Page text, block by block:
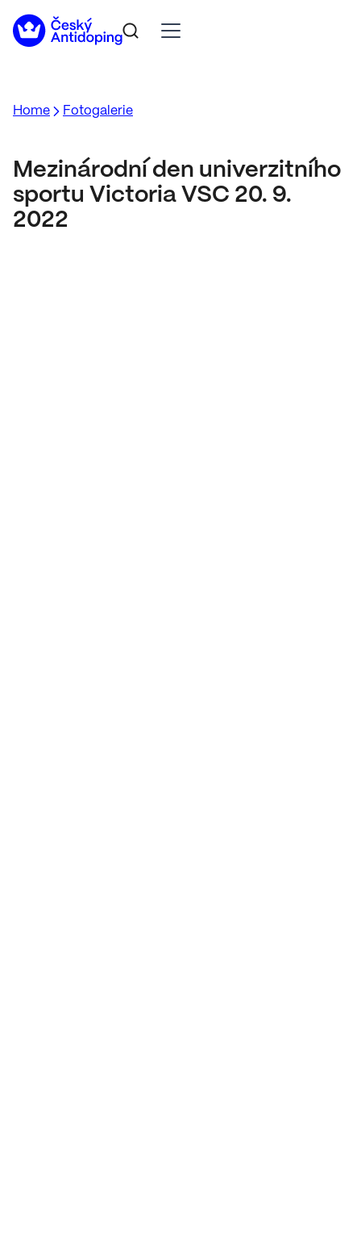
Home Fotogalerie
Mezinárodní den univerzitního
sportu Victoria VSC 20. 9.
2022